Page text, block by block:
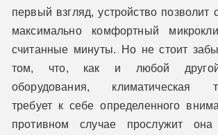
первый взгляд, устройство позволит
максимально комфортный
считанные минуты. Но не стоит
том, что, как и любой
оборудования, климатическая
требует к себе определенного
противном случае прослужит она